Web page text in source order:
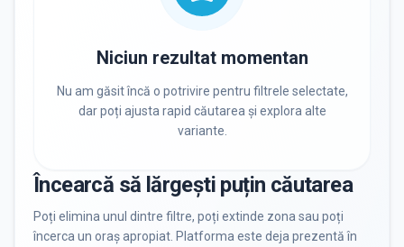
Niciun rezultat momentan
Nu am găsit încă o potrivire pentru filtrele selectate,
dar poți ajusta rapid căutarea și explora alte
variante.
Încearcă să lărgești puțin căutarea
Poți elimina unul dintre filtre, poți extinde zona sau poți
încerca un oraș apropiat. Platforma este deja prezentă în